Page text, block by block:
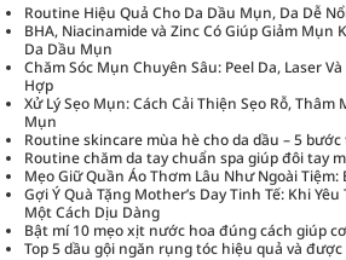
Routine Hiệu Quả Cho Da Dầu Mụn, Da Dễ
BHA, Niacinamide và Zinc Có Giúp Giảm Mụn
Da Dầu Mụn
Chăm Sóc Mụn Chuyên Sâu: Peel Da, Laser
Hợp
Xử Lý Sẹo Mụn: Cách Cải Thiện Sẹo Rỗ, Thâm
Mụn
Routine skincare mùa hè cho da dầu – 5
Routine chăm da tay chuẩn spa giúp đôi tay
Mẹo Giữ Quần Áo Thơm Lâu Như Ngoài
Gợi Ý Quà Tặng Mother’s Day Tinh Tế: Khi
Một Cách Dịu Dàng
Bật mí 10 mẹo xịt nước hoa đúng cách giúp
Top 5 dầu gội ngăn rụng tóc hiệu quả và